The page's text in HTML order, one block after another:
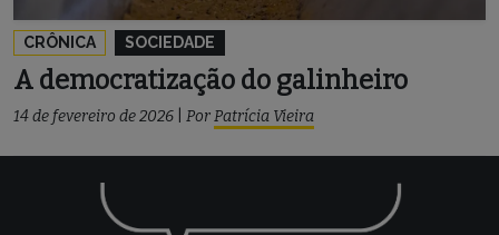
CRÔNICA SOCIEDADE
A democratização do galinheiro
14 de fevereiro de 2026 PorPatrícia Vieira